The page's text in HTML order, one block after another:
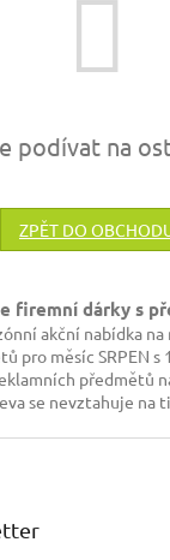
podívat na
ZPĚT DO
firemní dárky s
akční nabídka
pro měsíc SRPEN s
předmětů
se nevztahuje na